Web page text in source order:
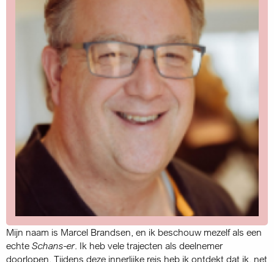
Mijn naam is Marcel Brandsen, en ik beschouw mezelf als een
echte Schans-er. Ik heb vele trajecten als deelnemer
doorlopen. Tijdens deze innerlijke reis heb ik ontdekt dat ik, net